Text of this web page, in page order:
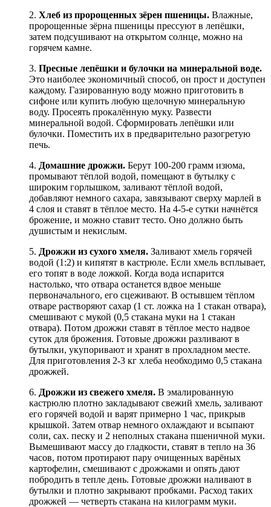
2. Хлеб из пророщенных зёрен пшеницы. Влажные,
пророщенные зёрна пшеницы прессуют в лепёшки,
затем подсушивают на открытом солнце, можно на
горячем камне.
3. Пресные лепёшки и булочки на минеральной воде.
Это наиболее экономичный способ, он прост и доступен
каждому. Газированную воду можно приготовить в
сифоне или купить любую щелочную минеральную
воду. Просеять прокалённую муку. Развести
минеральной водой. Сформировать лепёшки или
булочки. Поместить их в предварительно разогретую
печь.
4. Домашние дрожжи. Берут 100-200 грамм изюма,
промывают тёплой водой, помещают в бутылку с
широким горлышком, заливают тёплой водой,
добавляют немного сахара, завязывают сверху марлей в
4 слоя и ставят в тёплое место. На 4-5-е сутки начнётся
брожение, и можно ставит тесто. Оно должно быть
душистым и некислым.
5. Дрожжи из сухого хмеля. Заливают хмель горячей
водой (1:2) и кипятят в кастрюле. Если хмель всплывает,
его топят в воде ложкой. Когда вода испарится
настолько, что отвара останется вдвое меньше
первоначального, его сцеживают. В остывшем тёплом
отваре растворяют сахар (1 ст. ложка на 1 стакан отвара),
смешивают с мукой (0,5 стакана муки на 1 стакан
отвара). Потом дрожжи ставят в тёплое место надвое
суток для брожения. Готовые дрожжи разливают в
бутылки, укупоривают и хранят в прохладном месте.
Для приготовления 2-3 кг хлеба необходимо 0,5 стакана
дрожжей.
6. Дрожжи из свежего хмеля. В эмалированную
кастрюлю плотно закладывают свежий хмель, заливают
его горячей водой и варят примерно 1 час, прикрыв
крышкой. Затем отвар немного охлаждают и всыпают
соли, сах. песку и 2 неполных стакана пшеничной муки.
Вымешивают массу до гладкости, ставят в тепло на 36
часов, потом протирают пару очищенных варёных
картофелин, смешивают с дрожжами и опять дают
побродить в тепле день. Готовые дрожжи наливают в
бутылки и плотно закрывают пробками. Расход таких
дрожжей — четверть стакана на килограмм муки.